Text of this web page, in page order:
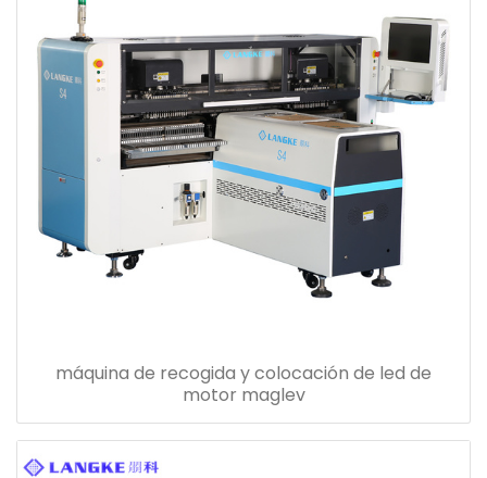
máquina de recogida y colocación de led de
motor maglev